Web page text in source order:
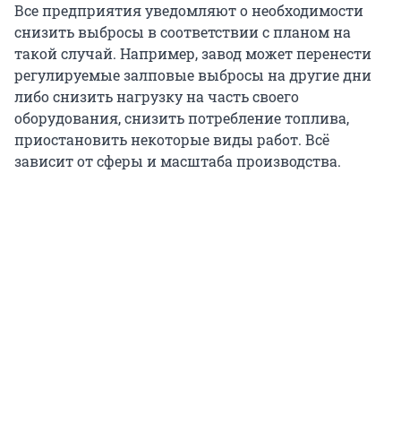
Все предприятия уведомляют о необходимости
снизить выбросы в соответствии с планом на
такой случай. Например, завод может перенести
регулируемые залповые выбросы на другие дни
либо снизить нагрузку на часть своего
оборудования, снизить потребление топлива,
приостановить некоторые виды работ. Всё
зависит от сферы и масштаба производства.